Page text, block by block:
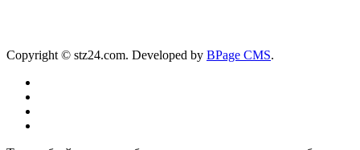
Copyright © stz24.com. Developed by BPage CMS.